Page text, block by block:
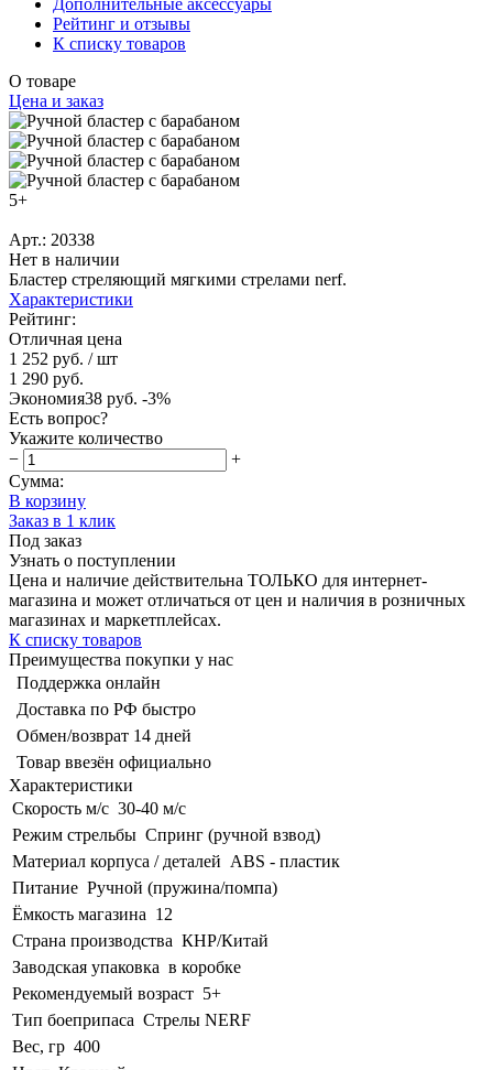
Рейтинг и отзывы
К списку товаров
О товаре
Цена и заказ
5+
Арт.: 20338
Нет в наличии
Бластер стреляющий мягкими стрелами nerf.
Характеристики
Рейтинг:
Отличная цена
1 252 руб. / шт
1 290 руб.
Экономия38 руб. -3%
Есть вопрос?
Укажите количество
−
+
Сумма:
В корзину
Заказ в 1 клик
Под заказ
Узнать о поступлении
Цена и наличие действительна ТОЛЬКО для интернет-
магазина и может отличаться от цен и наличия в розничных
магазинах и маркетплейсах.
К списку товаров
Преимущества покупки у нас
Поддержка онлайн
Доставка по РФ быстро
Обмен/возврат 14 дней
Товар ввезён официально
Характеристики
Скорость м/с 30-40 м/с
Режим стрельбы Спринг (ручной взвод)
Материал корпуса / деталей ABS - пластик
Питание Ручной (пружина/помпа)
Ёмкость магазина 12
Страна производства КНР/Китай
Заводская упаковка в коробке
Рекомендуемый возраст 5+
Тип боеприпаса Стрелы NERF
Вес, гр 400